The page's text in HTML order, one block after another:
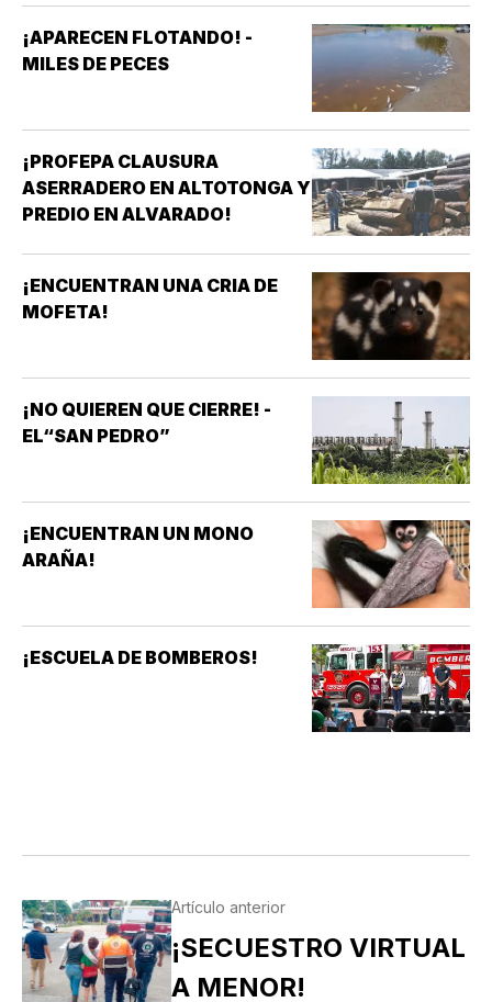
¡APARECEN FLOTANDO! -
MILES DE PECES
¡PROFEPA CLAUSURA
ASERRADERO EN ALTOTONGA Y
PREDIO EN ALVARADO!
¡ENCUENTRAN UNA CRIA DE
MOFETA!
¡NO QUIEREN QUE CIERRE! -
EL“SAN PEDRO”
¡ENCUENTRAN UN MONO
ARAÑA!
¡ESCUELA DE BOMBEROS!
Artículo anterior
¡SECUESTRO VIRTUAL
A MENOR!